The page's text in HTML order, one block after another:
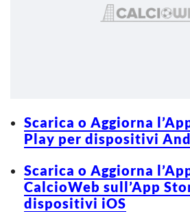
Scarica o Aggiorna
Play per dispositivi
Scarica o Aggiorna
CalcioWeb sull’App
dispositivi iOS